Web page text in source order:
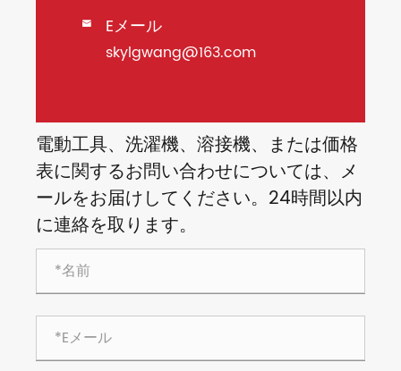
 Eメール
skylgwang@163.com
電動工具、洗濯機、溶接機、または価格
表に関するお問い合わせについては、メ
ールをお届けしてください。24時間以内
に連絡を取ります。